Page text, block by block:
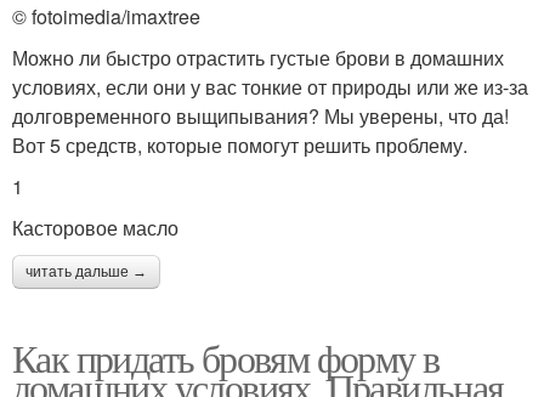
© fotoimedia/imaxtree
Можно ли быстро отрастить густые брови в домашних
условиях, если они у вас тонкие от природы или же из-за
долговременного выщипывания? Мы уверены, что да!
Вот 5 средств, которые помогут решить проблему.
1
Касторовое масло
читать дальше →
Как придать бровям форму в
домашних условиях. Правильная